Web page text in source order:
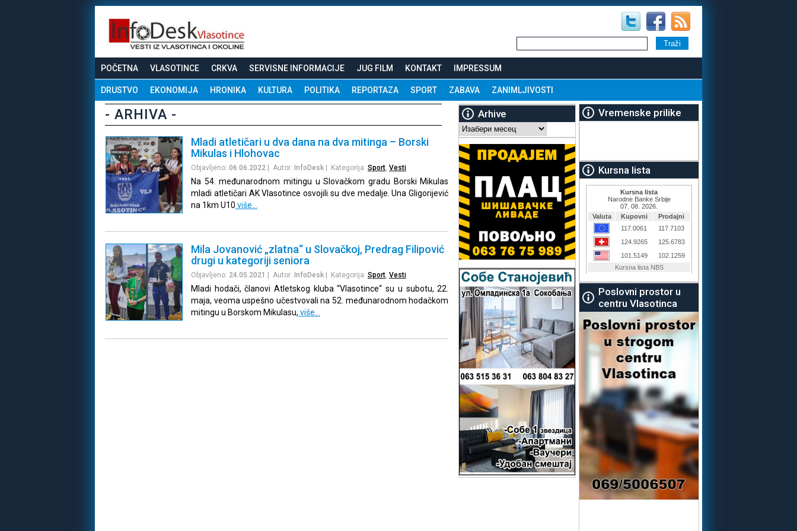
POČETNA VLASOTINCE CRKVA SERVISNE INFORMACIJE JUG FILM KONTAKT IMPRESSUM
DRUSTVO EKONOMIJA HRONIKA KULTURA POLITIKA REPORTAZA SPORT ZABAVA ZANIMLJIVOSTI
- ARHIVA -
Mladi atletičari u dva dana na dva mitinga – Borski
Mikulas i Hlohovac
Objavljeno: 06.06.2022 | Autor: InfoDesk| Kategorija: Sport, Vesti
Na 54. međunarodnom mitingu u Slovačkom gradu Borski Mikulas
mladi atletičari AK Vlasotince osvojili su dve medalje. Una Gligorijević
na 1km U10 više…
Mila Jovanović „zlatna“ u Slovačkoj, Predrag Filipović
drugi u kategoriji seniora
Objavljeno: 24.05.2021 | Autor: InfoDesk| Kategorija: Sport, Vesti
Mladi hodači, članovi Atletskog kluba “Vlasotince“ su u subotu, 22.
maja, veoma uspešno učestvovali na 52. međunarodnom hodačkom
mitingu u Borskom Mikulasu, više…
Arhive
Arhive
Vremenske prilike
Kursna lista
Poslovni prostor u
centru Vlasotinca